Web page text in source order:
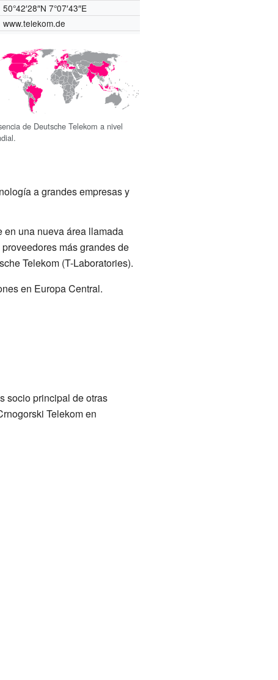
50°42′28″N 7°07′43″E
www.telekom.de
de Deutsche Telekom a nivel
a grandes empresas y
en una nueva área llamada
más grandes de
Telekom (T-Laboratories).
en Europa Central.
socio principal de otras
Telekom en